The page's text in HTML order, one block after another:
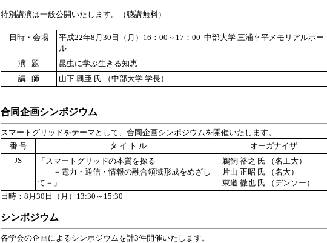
特別講演は一般公開いたします。（聴講無料）
日時・会場
平成22年8月30日（月）16：00～17：00 中部大学 三浦幸平メモリアルホー
ル
演 題
昆虫に学ぶ生きる知恵
講 師
山下 興亜 氏 （中部大学 学長）
合同企画シンポジウム
スマートグリッドをテーマとして、合同企画シンポジウムを開催いたします。
番 号
タ イ ト ル
オーガナイザ
JS
「スマートグリッドの本質を探る
－電力・通信・情報の融合領域形成をめざし
て－」
鵜飼 裕之 氏 （名工大）
片山 正昭 氏 （名大）
東道 徹也 氏 （デンソー）
日時：8月30日（月）13:30～15:30
シンポジウム
各学会の企画によるシンポジウムを計3件開催いたします。